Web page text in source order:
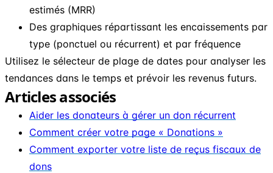
estimés (MRR)
Des graphiques répartissant les encaissements par
type (ponctuel ou récurrent) et par fréquence
Utilisez le sélecteur de plage de dates pour analyser les
tendances dans le temps et prévoir les revenus futurs.
Articles associés
Aider les donateurs à gérer un don récurrent
Comment créer votre page « Donations »
Comment exporter votre liste de reçus fiscaux de
dons